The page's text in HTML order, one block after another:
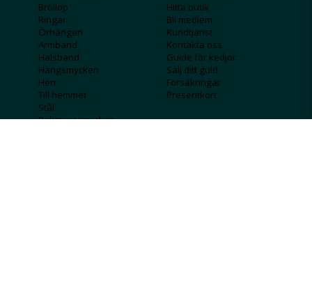
Bröllop
Ringar
Örhängen
Armband
Halsband
Hängsmycken
Herr
Till hemmet
Stål
Bokstavssmycken
Hitta butik
Bli medlem
Kundtjänst
Kontakta oss
Guide för kedjor
Sälj ditt guld
Försäkringar
Presentkort